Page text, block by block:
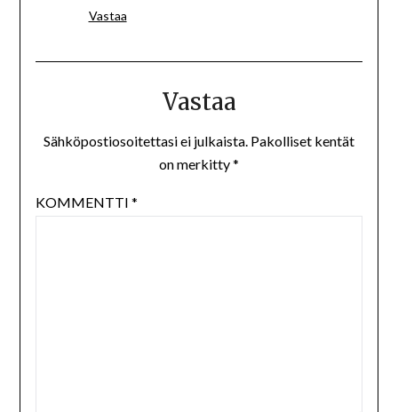
Vastaa
Vastaa
Sähköpostiosoitettasi ei julkaista. Pakolliset kentät
on merkitty*
KOMMENTTI *